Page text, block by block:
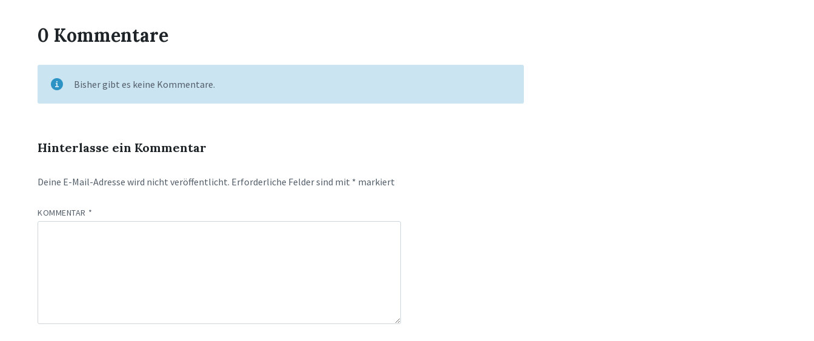
0 Kommentare
Bisher gibt es keine Kommentare.
Hinterlasse ein Kommentar
Deine E-Mail-Adresse wird nicht veröffentlicht. Erforderliche Felder sind mit * markiert
KOMMENTAR *